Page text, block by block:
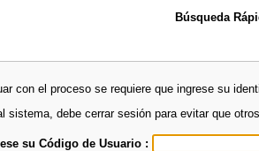
Búsqueda
con el proceso se requiere que ingrese su
sistema, debe cerrar sesión para evitar que
su Código de Usuario :